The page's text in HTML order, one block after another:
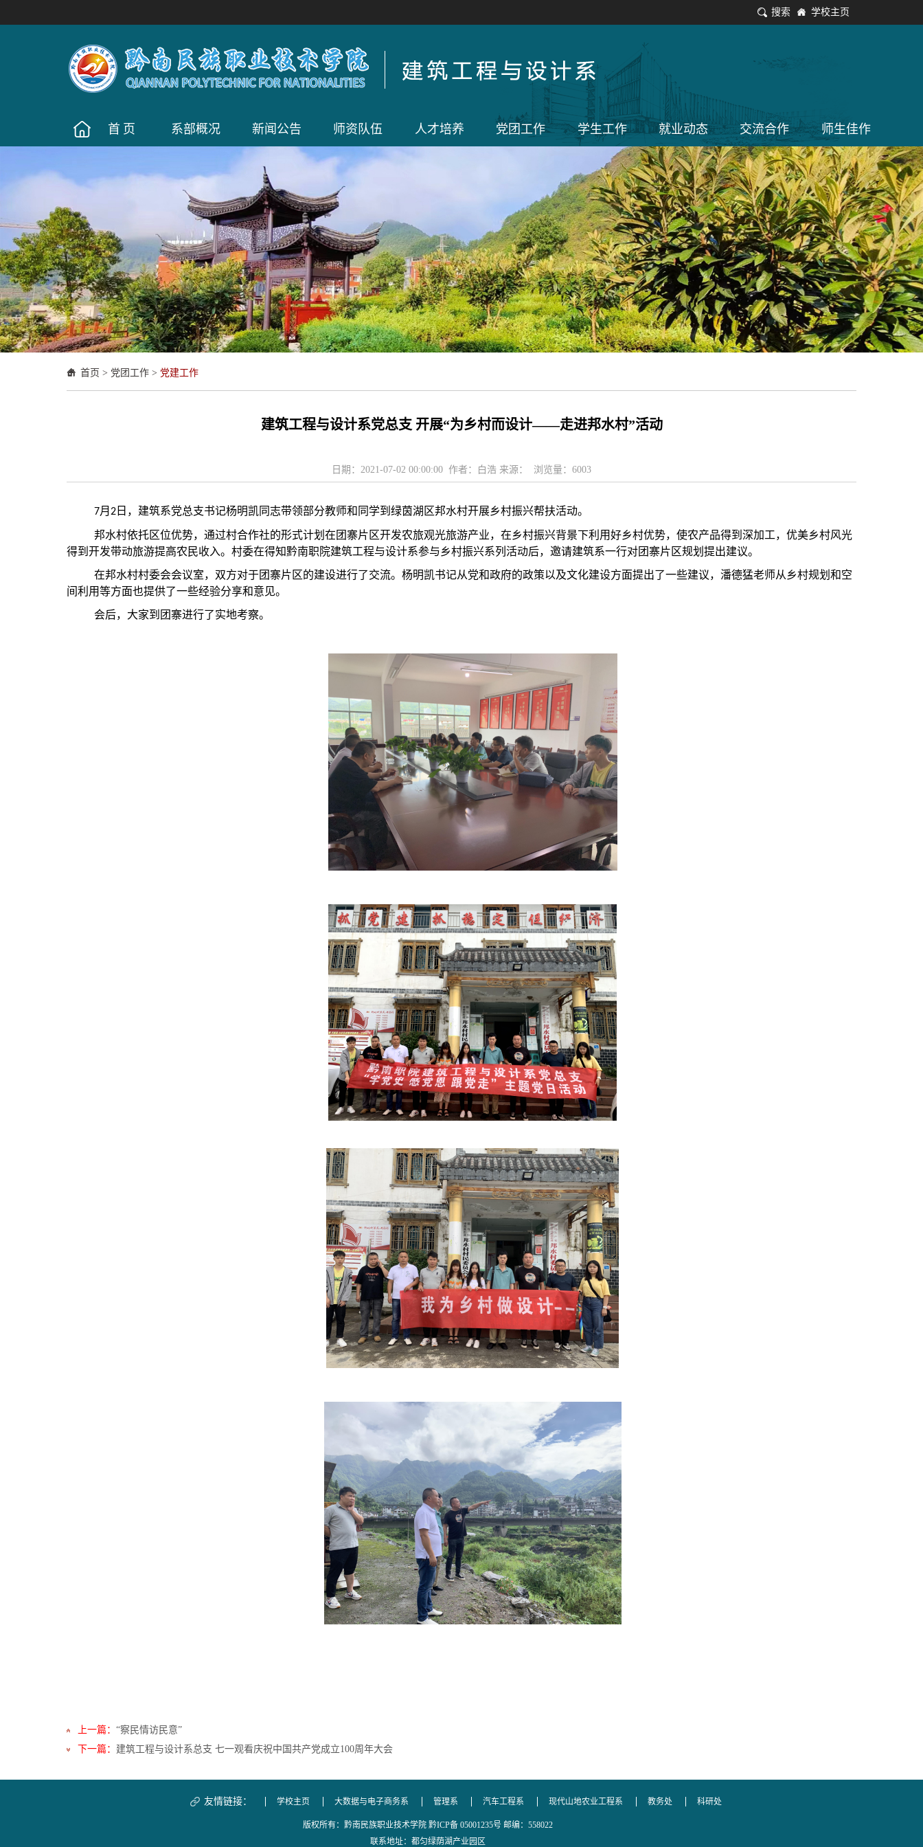
搜索 学校主页
首页 系部概况 新闻公告 师资队伍 人才培养 党团工作 学生工作 就业动态 交流合作 师生佳作
首页 > 党团工作 > 党建工作
建筑工程与设计系党总支 开展“为乡村而设计——走进邦水村”活动
日期：2021-07-02 00:00:00 作者：白浩 来源： 浏览量： 6003
7月 2 日，建筑系党总支书记杨明凯同志带领部分教师和同学到绿茵湖区邦水村开展乡村振兴帮扶活动。
邦水村依托区位优势，通过村合作社的形式计划在团寨片区开发农旅观光旅游产业，在乡村振兴背景下利用好乡村优势，使农产品得到深加工，优美乡村风光
得到开发带动旅游提高农民收入。村委在得知黔南职院建筑工程与设计系参与乡村振兴系列活动后，邀请建筑系一行对团寨片区规划提出建议。
在邦水村村委会会议室，双方对于团寨片区的建设进行了交流。杨明凯书记从党和政府的政策以及文化建设方面提出了一些建议，潘德猛老师从乡村规划和空
间利用等方面也提供了一些经验分享和意见。
会后，大家到团寨进行了实地考察。
上一篇： “察民情访民意”
下一篇： 建筑工程与设计系总支 七一观看庆祝中国共产党成立100周年大会
友情链接： 学校主页 大数据与电子商务系 管理系 汽车工程系 现代山地农业工程系 教务处 科研处
版权所有：黔南民族职业技术学院 黔ICP备 05001235号 邮编：558022
联系地址：都匀绿荫湖产业园区